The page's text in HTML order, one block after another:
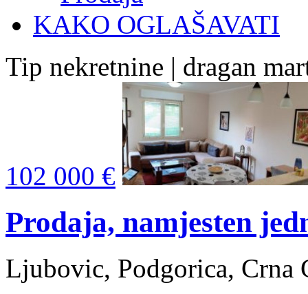
KAKO OGLAŠAVATI
Tip nekretnine | dragan
102 000 €
Prodaja, namjesten
Ljubovic, Podgorica, Crna